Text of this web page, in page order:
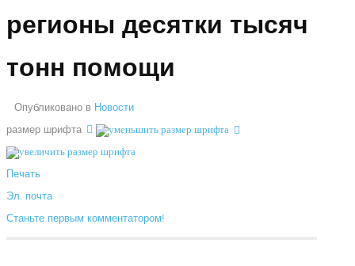
регионы десятки тысяч
тонн помощи
Опубликовано в Новости
размер шрифта
Печать
Эл. почта
Станьте первым комментатором!